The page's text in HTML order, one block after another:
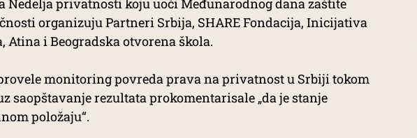
Nedelja privatnosti koju uoči Međunarodnog dana zaštite
organizuju Partneri Srbija, SHARE Fondacija, Inicijativa
Atina i Beogradska otvorena škola.
monitoring povreda prava na privatnost u Srbiji tokom
saopštavanje rezultata prokomentarisale „da je stanje
položaju“.